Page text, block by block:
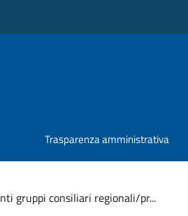
Trasparenza amministrativa
gruppi consiliari regionali/pr...